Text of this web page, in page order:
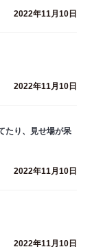
2022年11月10日
2022年11月10日
たり、見せ場が呆
2022年11月10日
2022年11月10日